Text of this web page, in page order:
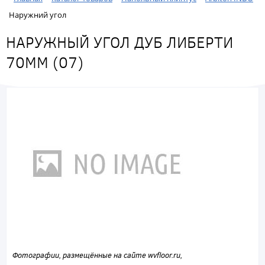
Наружний угол
НАРУЖНЫЙ УГОЛ ДУБ ЛИБЕРТИ
70ММ (07)
Фотографии, размещённые на сайте wvfloor.ru,